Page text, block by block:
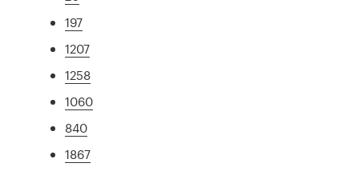
197
1207
1258
1060
840
1867